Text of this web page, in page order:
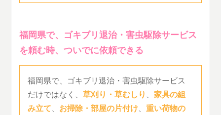
福岡県で、ゴキブリ退治・害虫駆除サービス
を頼む時、ついでに依頼できる
福岡県で、ゴキブリ退治・害虫駆除サービス
だけではなく、草刈り・草むしり 、家具の組
み立て、 お掃除・部屋の片付け、重い荷物の